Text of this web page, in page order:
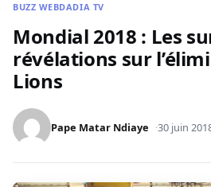
BUZZ WEBDADIA TV
Mondial 2018 : Les
révélations sur
Lions
Pape Matar Ndiaye 30 juin